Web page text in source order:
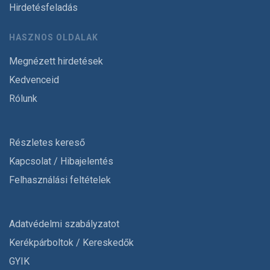
Hirdetésfeladás
HASZNOS OLDALAK
Megnézett hirdetések
Kedvenceid
Rólunk
Részletes kereső
Kapcsolat / Hibajelentés
Felhasználási feltételek
Adatvédelmi szabályzatot
Kerékpárboltok / Kereskedők
GYIK